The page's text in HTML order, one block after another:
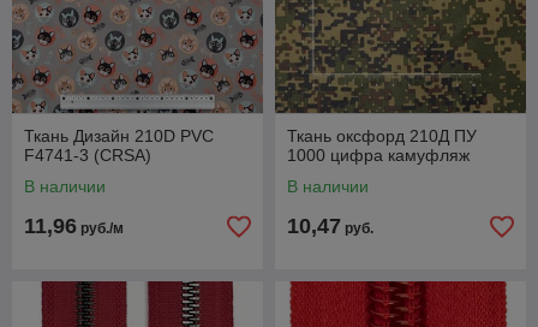
Ткань Дизайн 210D PVC
F4741-3 (CRSA)
В наличии
11,96 руб./м
Ткань оксфорд 210Д ПУ
1000 цифра камуфляж
В наличии
10,47 руб.